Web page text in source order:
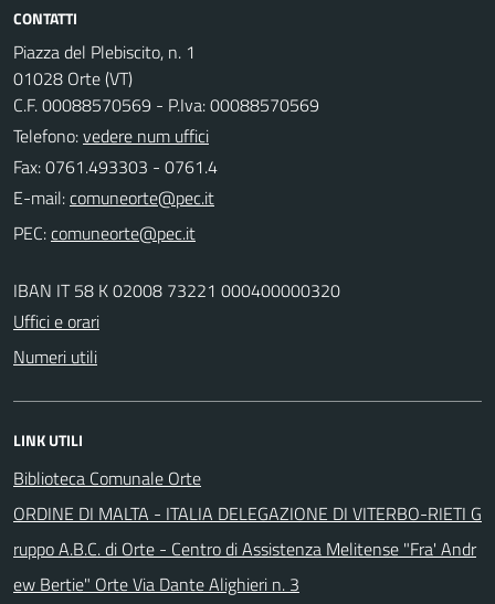
CONTATTI
Piazza del Plebiscito, n. 1
01028 Orte (VT)
C.F. 00088570569 - P.Iva: 00088570569
Telefono:vedere num uffici
Fax: 0761.493303 - 0761.4
E-mail:
PEC:
IBAN IT 58 K 02008 73221 000400000320
Uffici e orari
Numeri utili
LINK UTILI
Biblioteca Comunale Orte
ORDINE DI MALTA - ITALIA DELEGAZIONE DI VITERBO-RIETI G
ruppo A.B.C. di Orte - Centro di Assistenza Melitense "Fra' Andr
ew Bertie" Orte Via Dante Alighieri n. 3